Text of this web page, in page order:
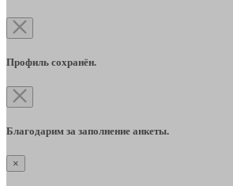
Профиль сохранён.
Благодарим за заполнение анкеты.
×